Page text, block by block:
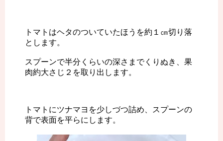
トマトはヘタのついていたほうを約１㎝切り落
とします。
スプーンで半分くらいの深さまでくりぬき、果
肉約大さじ２を取り出します。
トマトにツナマヨを少しづつ詰め、スプーンの
背で表面を平らにします。